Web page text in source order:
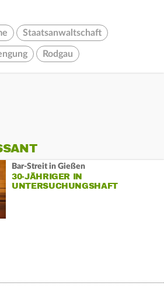
Staatsanwaltschaft
Rodgau
Bar-Streit in Gießen
30-JÄHRIGER IN
UNTERSUCHUNGSHAFT